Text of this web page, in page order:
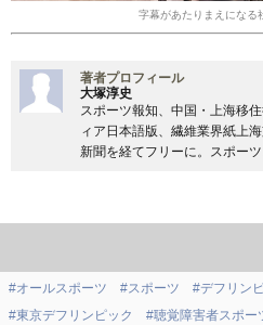
字幕があたりまえになる
著者プロフィール
大塚淳史
スポーツ報知、中国・上海移
ィア日本語版、繊維業界紙上
新聞を経てフリーに。スポー
#オールスポーツ #スポーツ #デフリン
#東京デフリンピック
#聴覚障害者スポー